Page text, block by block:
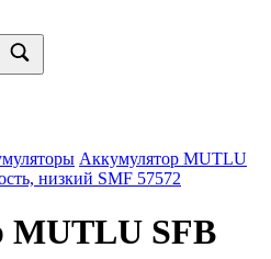
Аккумулятор MUTLU
низкий SMF 57572
MUTLU SFB